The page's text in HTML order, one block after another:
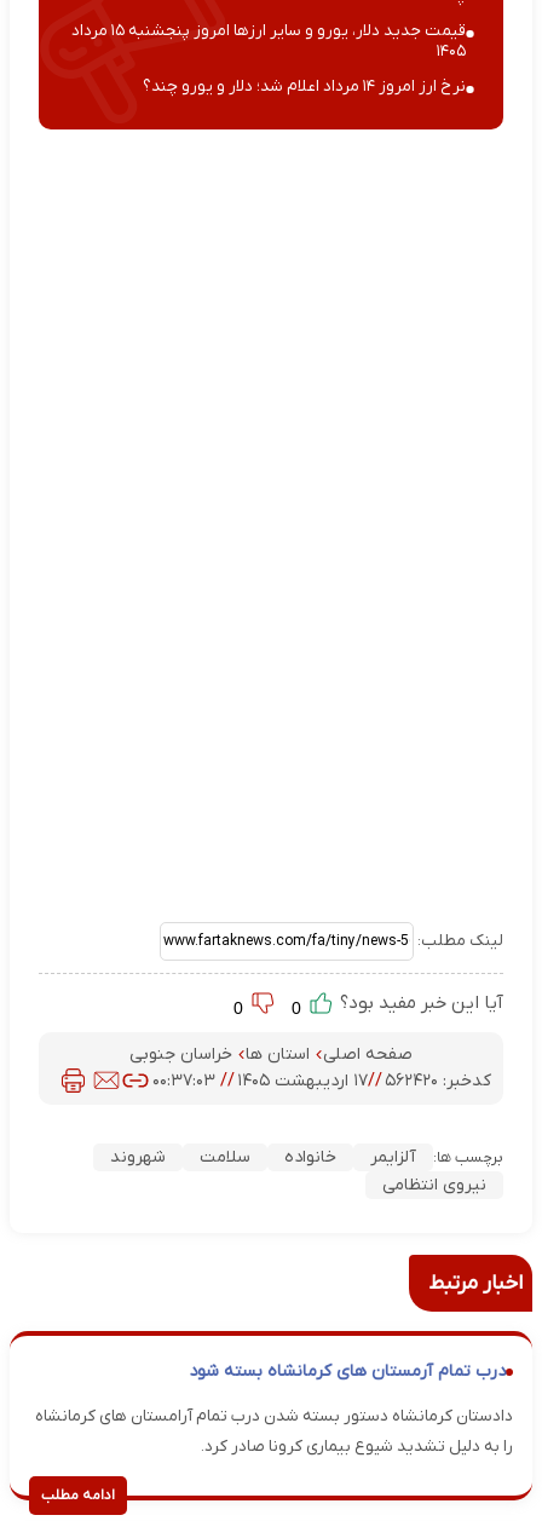
قیمت جدید دلار، یورو و سایر ارزها امروز پنجشنبه ۱۵ مرداد
۱۴۰۵
نرخ ارز امروز ۱۴ مرداد اعلام شد؛ دلار و یورو چند؟
لینک مطلب:
آیا این خبر مفید بود؟
صفحه اصلی استان ها خراسان جنوبی
کدخبر: ۵۶۲۴۲۰ //۱۷ اردیبهشت ۱۴۰۵ // ۰۰:۳۷:۰۳
برچسب ها: آلزایمر خانواده سلامت
شهروند
نیروی انتظامی
اخبار مرتبط
درب تمام آرمستان های کرمانشاه بسته شود
دادستان کرمانشاه دستور بسته شدن درب تمام آرامستان های کرمانشاه
را به دلیل تشدید شیوع بیماری کرونا صادر کرد.
ادامه مطلب